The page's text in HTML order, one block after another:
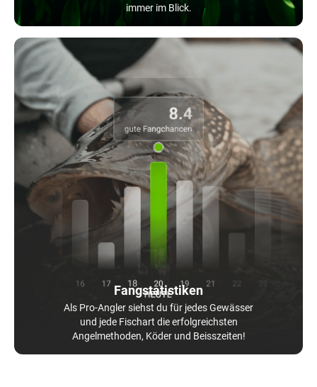
immer im Blick.
Fangstatistiken
Als Pro-Angler siehst du für jedes Gewässer
und jede Fischart die erfolgreichsten
Angelmethoden, Köder und Beisszeiten!